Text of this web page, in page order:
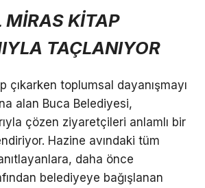
MİRAS KİTAP
TAÇLANIYOR
çıkarken toplumsal dayanışmayı
alan Buca Belediyesi,
çözen ziyaretçileri anlamlı bir
Hazine avındaki tüm
daha önce
belediyeye bağışlanan